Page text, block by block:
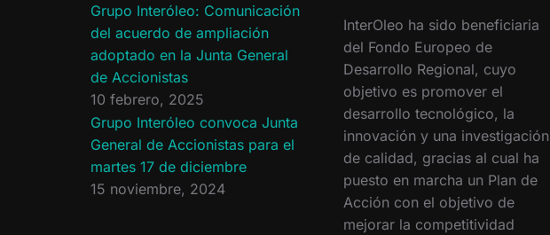
Grupo Interóleo: Comunicación
del acuerdo de ampliación
adoptado en la Junta General
de Accionistas
10 febrero, 2025
Grupo Interóleo convoca Junta
General de Accionistas para el
martes 17 de diciembre
15 noviembre, 2024
InterOleo ha sido beneficiaria
del Fondo Europeo de
Desarrollo Regional, cuyo
objetivo es promover el
desarrollo tecnológico, la
innovación y una investigación
de calidad, gracias al cual ha
puesto en marcha un Plan de
Acción con el objetivo de
mejorar la competitividad